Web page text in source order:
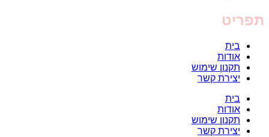
תפריט
בית
אודות
תקנון שימוש
יצירת קשר
בית
אודות
תקנון שימוש
יצירת קשר